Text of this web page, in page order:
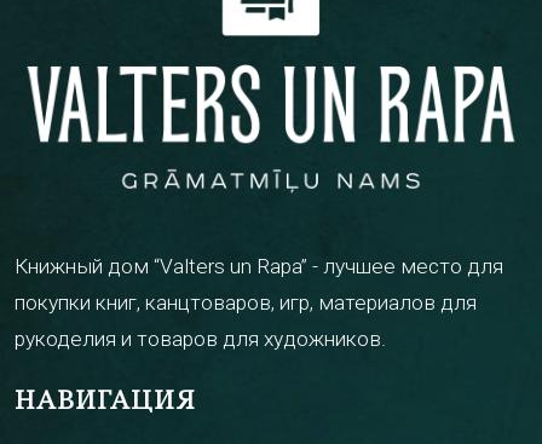
Книжный дом “Valters un Rapa” - лучшее место для
покупки книг, канцтоваров, игр, материалов для
рукоделия и товаров для художников.
НАВИГАЦИЯ